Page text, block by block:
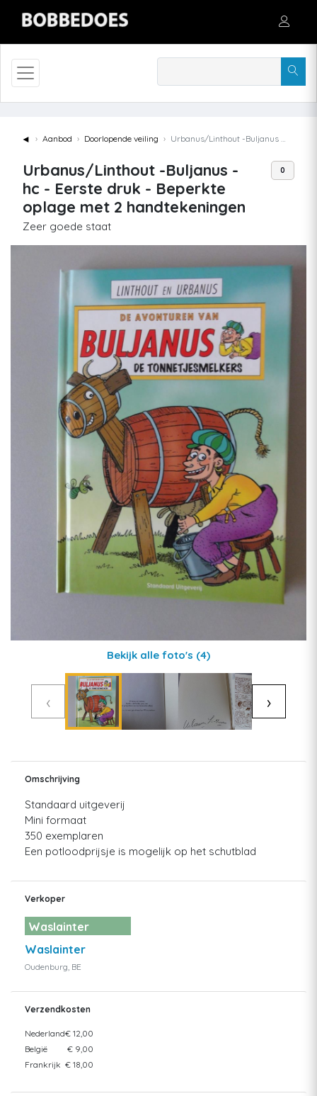
◄ Aanbod Doorlopende veiling Urbanus/Linthout -Buljanus - hc - Eerste druk - Beperkte oplage met 2 handtekeningen
Urbanus/Linthout -Buljanus -
hc - Eerste druk - Beperkte
oplage met 2 handtekeningen
Zeer goede staat
0
Bekijk alle foto's (4)
‹ ›
Omschrijving
Standaard uitgeverij
Mini formaat
350 exemplaren
Een potloodprijsje is mogelijk op het schutblad
Verkoper
Waslainter
Waslainter
Oudenburg, BE
Verzendkosten
Nederland€ 12,00
België
€ 9,00
Frankrijk € 18,00